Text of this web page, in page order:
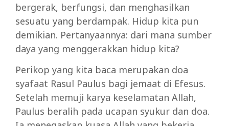
bergerak, berfungsi, dan menghasilkan
sesuatu yang berdampak. Hidup kita pun
demikian. Pertanyaannya: dari mana sumber
daya yang menggerakkan hidup kita?
Perikop yang kita baca merupakan doa
syafaat Rasul Paulus bagi jemaat di Efesus.
Setelah memuji karya keselamatan Allah,
Paulus beralih pada ucapan syukur dan doa.